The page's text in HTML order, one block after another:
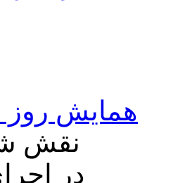
همایش روز